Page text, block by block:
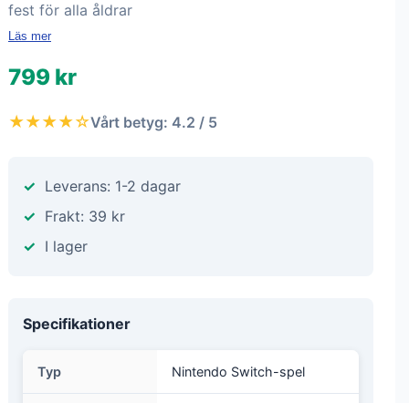
fest för alla åldrar
Läs mer
799 kr
★★★★☆Vårt betyg: 4.2 / 5
Leverans: 1-2 dagar
Frakt: 39 kr
I lager
Specifikationer
Typ Nintendo Switch-spel